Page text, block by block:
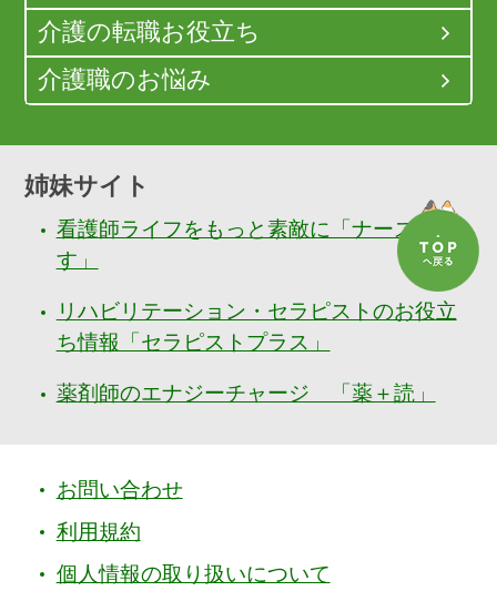
介護の転職お役立ち
介護職のお悩み
姉妹サイト
看護師ライフをもっと素敵に「ナースぷら
す」
リハビリテーション・セラピストのお役立
ち情報「セラピストプラス」
薬剤師のエナジーチャージ 「薬＋読」
お問い合わせ
利用規約
個人情報の取り扱いについて